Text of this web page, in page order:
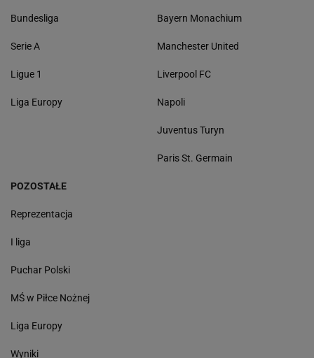
Bundesliga
Serie A
Ligue 1
Liga Europy
Bayern Monachium
Manchester United
Liverpool FC
Napoli
Juventus Turyn
Paris St. Germain
POZOSTAŁE
Reprezentacja
I liga
Puchar Polski
MŚ w Piłce Nożnej
Liga Europy
Wyniki